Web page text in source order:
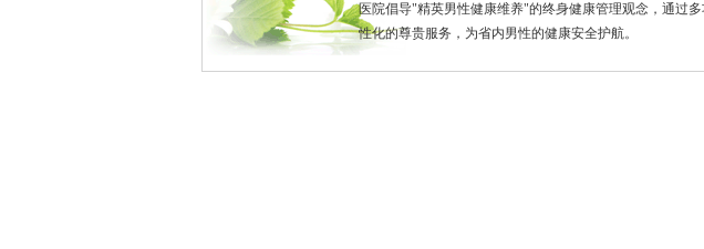
医院倡导"精英男性健康维养"的终身健康管理观念，通过
性化的尊贵服务，为省内男性的健康安全护航。